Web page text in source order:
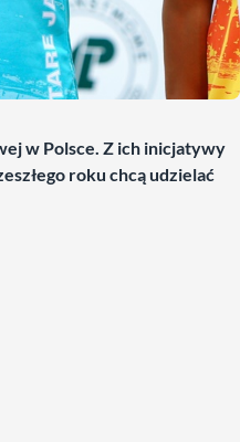
w Polsce. Z ich inicjatywy
roku chcą udzielać